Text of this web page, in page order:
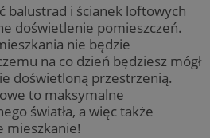
balustrad i ścianek loftowych
doświetlenie pomieszczeń.
nie będzie
na co dzień będziesz mógł
doświetloną przestrzenią.
to maksymalne
światła, a więc także
mieszkanie!